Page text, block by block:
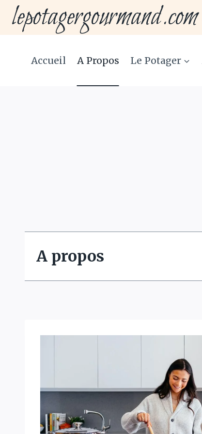
Aller
contenu
lepotagergourmand.com
Accueil A Propos Le Potager
A propos